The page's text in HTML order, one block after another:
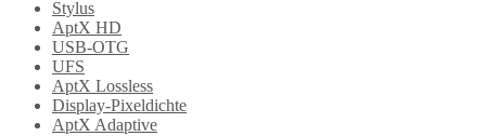
Stylus
AptX HD
USB-OTG
UFS
AptX Lossless
Display-Pixeldichte
AptX Adaptive